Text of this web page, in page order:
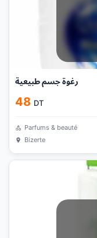
رغوة جسم طبيعية
48 DT
Parfums & beauté
Bizerte